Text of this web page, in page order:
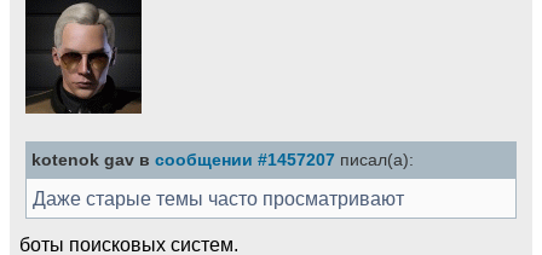
kotenok gav в сообщении #1457207 писал(а):
Даже старые темы часто просматривают
боты поисковых систем.